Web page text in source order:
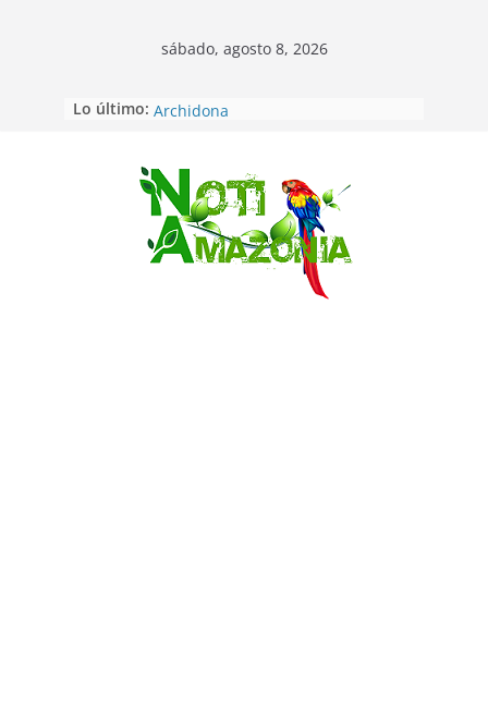
Saltar
sábado, agosto 8, 2026
Lo último: Napo: presunto sicariato en cantón
desaparecidos fueron encontrados
muertos en Puerto lopez
Sentencian a 34 años de prisión a
implicados en caso de Alison,
oriunda de Tena
Vozinha, el arquero sensación de
cabo Verde, ya llegó para